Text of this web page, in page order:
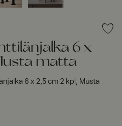
6 x
matta
6 x 2,5 cm 2 kpl, Musta